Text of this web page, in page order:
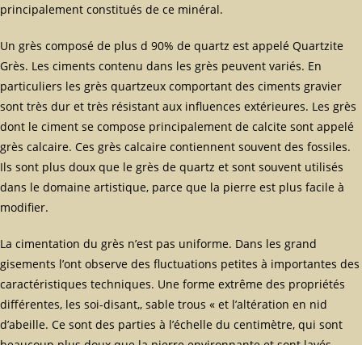
principalement constitués de ce minéral.
Un grès composé de plus d 90% de quartz est appelé Quartzite
Grès. Les ciments contenu dans les grès peuvent variés. En
particuliers les grès quartzeux comportant des ciments gravier
sont très dur et très résistant aux influences extérieures. Les grès
dont le ciment se compose principalement de calcite sont appelé
grès calcaire. Ces grès calcaire contiennent souvent des fossiles.
Ils sont plus doux que le grès de quartz et sont souvent utilisés
dans le domaine artistique, parce que la pierre est plus facile à
modifier.
La cimentation du grès n’est pas uniforme. Dans les grand
gisements l’ont observe des fluctuations petites à importantes des
caractéristiques techniques. Une forme extrême des propriétés
différentes, les soi-disant,, sable trous « et l’altération en nid
d’abeille. Ce sont des parties à l’échelle du centimètre, qui sont